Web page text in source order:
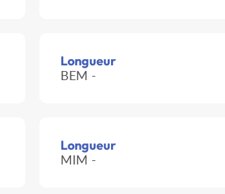
Longueur
BEM -
Longueur
MIM -